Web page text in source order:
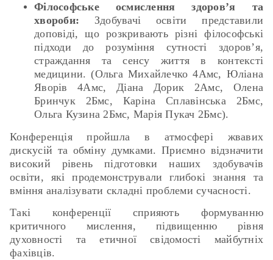
Філософське осмислення здоров’я та
хвороби: Здобувачі освіти представили
доповіді, що розкривають різні філософські
підходи до розуміння сутності здоров’я,
страждання та сенсу життя в контексті
медицини. (Ольга Михайлечко 4Амс, Юліана
Яворів 4Амс, Діана Дорик 2Амс, Олена
Бринчук 2Бмс, Каріна Сплавінська 2Бмс,
Ольга Кузина 2Бмс, Марія Пукач 2Бмс).
Конференція пройшла в атмосфері жвавих
дискусій та обміну думками. Приємно відзначити
високий рівень підготовки наших здобувачів
освіти, які продемонстрували глибокі знання та
вміння аналізувати складні проблеми сучасності.
Такі конференції сприяють формуванню
критичного мислення, підвищенню рівня
духовності та етичної свідомості майбутніх
фахівців.